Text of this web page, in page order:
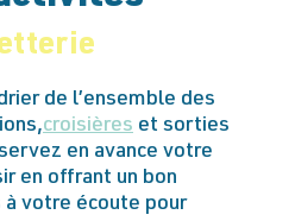
de l’ensemble des
croisières et sorties
en avance votre
en offrant un bon
votre écoute pour